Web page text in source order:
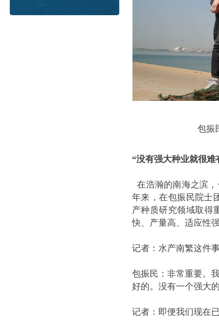
包振
“没有强大种业就很
在浩瀚的南海之滨
年来，在包振民院士
产种质研究领域取得
快、产量高、适应性
记者：水产南繁这件
包振民：非常重要。
好的。没有一个强大
记者：即便我们现在